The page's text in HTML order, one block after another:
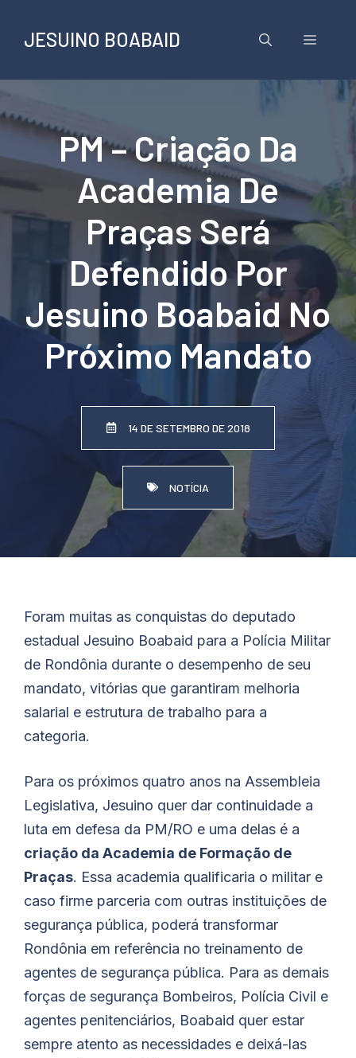
conteúdo
JESUINO BOABAID Menu
PM – Criação Da
Academia De
Praças Será
Defendido Por
Jesuino Boabaid No
Próximo Mandato
14 DE SETEMBRO DE 2018
NOTÍCIA
Foram muitas as conquistas do deputado
estadual Jesuino Boabaid para a Polícia Militar
de Rondônia durante o desempenho de seu
mandato, vitórias que garantiram melhoria
salarial e estrutura de trabalho para a
categoria.
Para os próximos quatro anos na Assembleia
Legislativa, Jesuino quer dar continuidade a
luta em defesa da PM/RO e uma delas é a
criação da Academia de Formação de
Praças. Essa academia qualificaria o militar e
caso firme parceria com outras instituições de
segurança pública, poderá transformar
Rondônia em referência no treinamento de
agentes de segurança pública. Para as demais
forças de segurança Bombeiros, Polícia Civil e
agentes penitenciários, Boabaid quer estar
sempre atento as necessidades e deixá-las